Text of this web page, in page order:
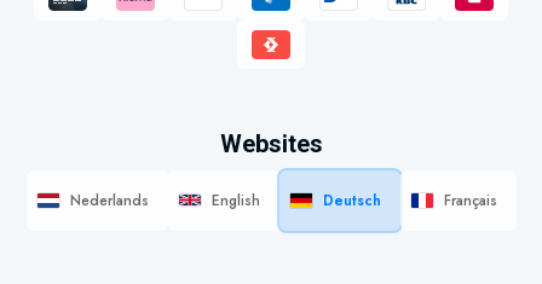
Websites
Nederlands English Deutsch Français